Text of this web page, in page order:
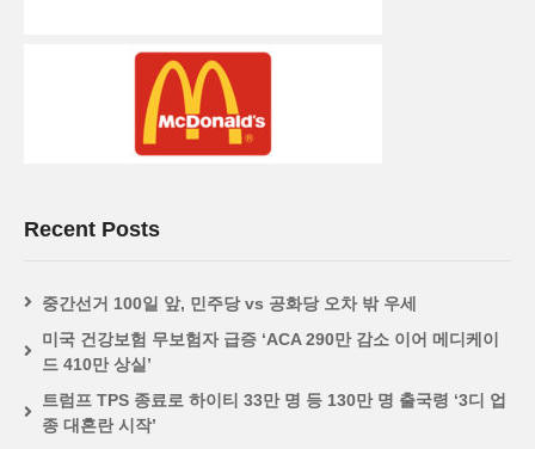
Recent Posts
중간선거 100일 앞, 민주당 vs 공화당 오차 밖 우세
미국 건강보험 무보험자 급증 ‘ACA 290만 감소 이어 메디케이
드 410만 상실’
트럼프 TPS 종료로 하이티 33만 명 등 130만 명 출국령 ‘3디 업
종 대혼란 시작’